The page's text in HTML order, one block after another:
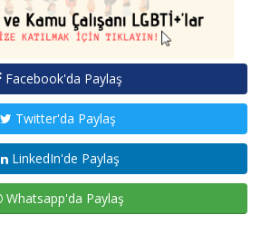
Facebook'da Paylaş
Twitter'da Paylaş
LinkedIn'de Paylaş
Whatsapp'da Paylaş